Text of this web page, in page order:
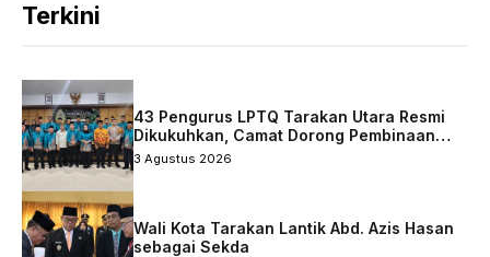
Terkini
43 Pengurus LPTQ Tarakan Utara Resmi
Dikukuhkan, Camat Dorong Pembinaan
Qurani Berkelanjutan
3 Agustus 2026
Wali Kota Tarakan Lantik Abd. Azis Hasan
sebagai Sekda